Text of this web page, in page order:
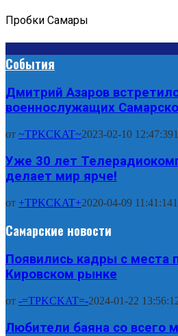
Пробки Самары
События
Дмитрий Азаров
военнослужащих
от ~TPKCKAT~2023-02-10 12:47:39
Уже 30 лет
делает мир ярче!
от +TPKCKAT+2020-04-09 11:41:14
Самарские новости
Появились кадры с места
Кировском рынке
от -=TPKCKAT=-2024-01-22
Любители баяна со всего